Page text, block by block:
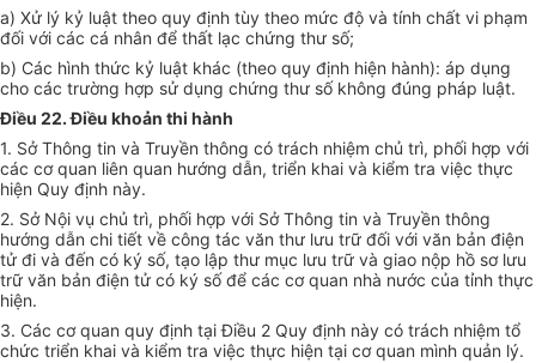
a) Xử lý kỷ luật theo quy định tùy theo mức độ và tính chất vi phạm
đối với các cá nhân để thất lạc chứng thư số;
b) Các hình thức kỷ luật khác (theo quy định hiện hành): áp dụng
cho các trường hợp sử dụng chứng thư số không đúng pháp luật.
Điều 22. Điều khoản thi hành
1. Sở Thông tin và Truyền thông có trách nhiệm chủ trì, phối hợp với
các cơ quan liên quan hướng dẫn, triển khai và kiểm tra việc thực
hiện Quy định này.
2. Sở Nội vụ chủ trì, phối hợp với Sở Thông tin và Truyền thông
hướng dẫn chi tiết về công tác văn thư lưu trữ đối với văn bản điện
tử đi và đến có ký số, tạo lập thư mục lưu trữ và giao nộp hồ sơ lưu
trữ văn bản điện tử có ký số để các cơ quan nhà nước của tỉnh thực
hiện.
3. Các cơ quan quy định tại Điều 2 Quy định này có trách nhiệm tổ
chức triển khai và kiểm tra việc thực hiện tại cơ quan mình quản lý.